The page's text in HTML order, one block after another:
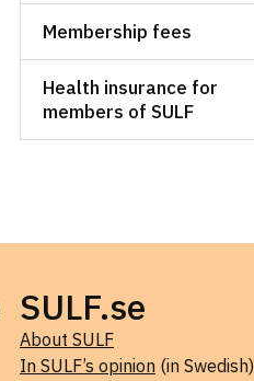
Membership fees
Health insurance for
members of SULF
SULF.se
About SULF
In SULF’s opinion (in Swedish)